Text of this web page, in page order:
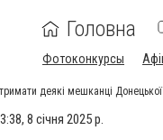
Головна
Фотоконкурсы
деякі мешканці Донецької
8 січня 2025 р.